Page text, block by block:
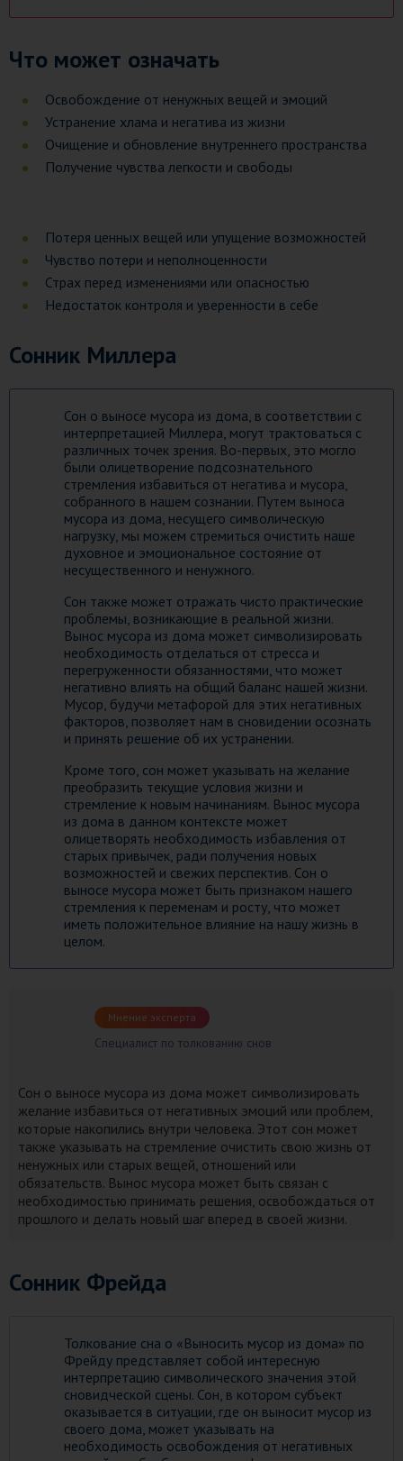
Что может означать
Освобождение от ненужных вещей и эмоций
Устранение хлама и негатива из жизни
Очищение и обновление внутреннего пространства
Получение чувства легкости и свободы
Потеря ценных вещей или упущение возможностей
Чувство потери и неполноценности
Страх перед изменениями или опасностью
Недостаток контроля и уверенности в себе
Сонник Миллера
Сон о выносе мусора из дома, в соответствии с
интерпретацией Миллера, могут трактоваться с
различных точек зрения. Во-первых, это могло
были олицетворение подсознательного
стремления избавиться от негатива и мусора,
собранного в нашем сознании. Путем выноса
мусора из дома, несущего символическую
нагрузку, мы можем стремиться очистить наше
духовное и эмоциональное состояние от
несущественного и ненужного.
Сон также может отражать чисто практические
проблемы, возникающие в реальной жизни.
Вынос мусора из дома может символизировать
необходимость отделаться от стресса и
перегруженности обязанностями, что может
негативно влиять на общий баланс нашей жизни.
Мусор, будучи метафорой для этих негативных
факторов, позволяет нам в сновидении осознать
и принять решение об их устранении.
Кроме того, сон может указывать на желание
преобразить текущие условия жизни и
стремление к новым начинаниям. Вынос мусора
из дома в данном контексте может
олицетворять необходимость избавления от
старых привычек, ради получения новых
возможностей и свежих перспектив. Сон о
выносе мусора может быть признаком нашего
стремления к переменам и росту, что может
иметь положительное влияние на нашу жизнь в
целом.
Мнение эксперта
Специалист по толкованию снов
Сон о выносе мусора из дома может символизировать
желание избавиться от негативных эмоций или проблем,
которые накопились внутри человека. Этот сон может
также указывать на стремление очистить свою жизнь от
ненужных или старых вещей, отношений или
обязательств. Вынос мусора может быть связан с
необходимостью принимать решения, освобождаться от
прошлого и делать новый шаг вперед в своей жизни.
Сонник Фрейда
Толкование сна о «Выносить мусор из дома» по
Фрейду представляет собой интересную
интерпретацию символического значения этой
сновидческой сцены. Сон, в котором субъект
оказывается в ситуации, где он выносит мусор из
своего дома, может указывать на
необходимость освобождения от негативных